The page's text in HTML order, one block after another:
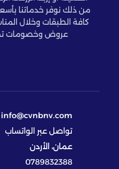
من ذلك نوفر خدماتنا
كافة الطبقات وخلال
عروض وخصومات تصل
info@cvnbnv.com
تواصل عبر الواتساب
عمان، الأردن
0789832388